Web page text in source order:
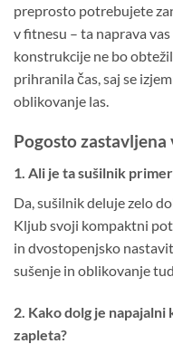
preprosto potrebujete
v fitnesu – ta naprava
konstrukcije ne bo
prihranila čas, saj se
oblikovanje las.
Pogosto zastavljena
1. Ali je ta sušilnik
Da, sušilnik deluje zelo
Kljub svoji kompaktni
in dvostopenjsko
sušenje in oblikovanje
2. Kako dolg je napajalni
zapleta?